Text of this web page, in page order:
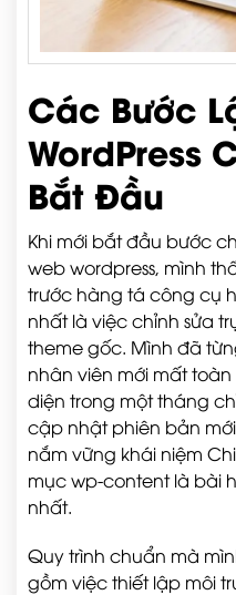
Các Bước
WordPress
Bắt Đầu
Khi mới bắt đầu bước
web wordpress, mình
trước hàng tá công cụ
nhất là việc chỉnh sửa
theme gốc. Mình đã
nhân viên mới mất
diện trong một tháng
cập nhật phiên bản
nắm vững khái niệm
mục wp-content là bài
nhất.
Quy trình chuẩn mà
gồm việc thiết lập môi